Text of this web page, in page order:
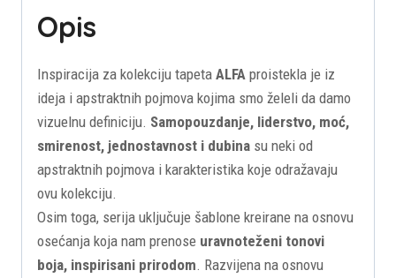
Opis
Inspiracija za kolekciju tapeta ALFA proistekla je iz
ideja i apstraktnih pojmova kojima smo želeli da damo
vizuelnu definiciju. Samopouzdanje, liderstvo, moć,
smirenost, jednostavnost i dubina su neki od
apstraktnih pojmova i karakteristika koje odražavaju
ovu kolekciju.
Osim toga, serija uključuje šablone kreirane na osnovu
osećanja koja nam prenose uravnoteženi tonovi
boja, inspirisani prirodom . Razvijena na osnovu